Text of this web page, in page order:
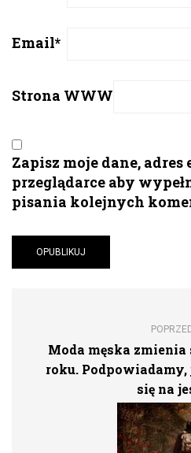
Email*
Strona WWW
Zapisz moje dane,
przeglądarce aby
pisania kolejnych
Moda męska
roku.
się na